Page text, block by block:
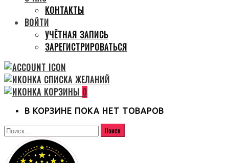
КОНТАКТЫ
ВОЙТИ
УЧЁТНАЯ ЗАПИСЬ
ЗАРЕГИСТРИРОВАТЬСЯ
0
В КОРЗИНЕ ПОКА НЕТ ТОВАРОВ